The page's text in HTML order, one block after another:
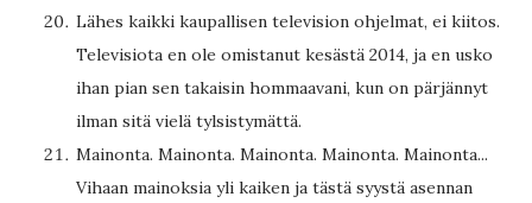
Lähes kaikki kaupallisen television ohjelmat, ei kiitos.
Televisiota en ole omistanut kesästä 2014, ja en usko
ihan pian sen takaisin hommaavani, kun on pärjännyt
ilman sitä vielä tylsistymättä.
Mainonta. Mainonta. Mainonta. Mainonta. Mainonta...
Vihaan mainoksia yli kaiken ja tästä syystä asennan